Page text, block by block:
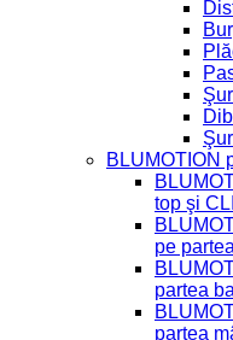
BLUMOTION
top şi
pe
partea
partea